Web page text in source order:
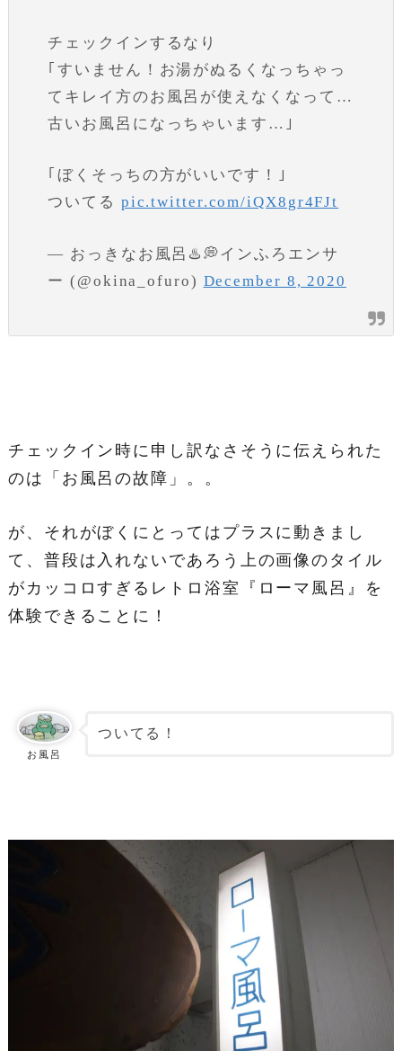
チェックインするなり
｢すいません！お湯がぬるくなっちゃっ
てキレイ方のお風呂が使えなくなって…
古いお風呂になっちゃいます…｣
｢ぼくそっちの方がいいです！｣
ついてる pic.twitter.com/iQX8gr4FJt
— おっきなお風呂♨️💭インふろエンサ
ー (@okina_ofuro) December 8, 2020
チェックイン時に申し訳なさそうに伝えられた
のは「お風呂の故障」。。
が、それがぼくにとってはプラスに動きまし
て、普段は入れないであろう上の画像のタイル
がカッコロすぎるレトロ浴室『ローマ風呂』を
体験できることに！
お風呂
ついてる！